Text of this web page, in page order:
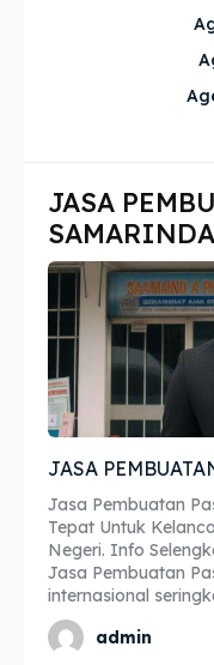
Imta
Legalisir
Apostille
Penerjemah
Asuransi
Imta
Legalisir
Apostille
Penerjemah
Asuransi
JASA
SAMARINDA
JASA
Jasa Pembuatan
Tepat Untuk
Negeri. Info
Jasa Pembuatan
internasional
admin